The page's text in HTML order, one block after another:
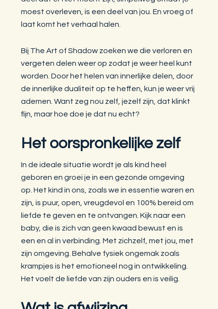
moest overleven, is een deel van jou. En vroeg of
laat komt het verhaal halen.
Bij The Art of Shadow zoeken we die verloren en
vergeten delen weer op zodat je weer heel kunt
worden. Door het helen van innerlijke delen, door
de innerlijke dualiteit op te heffen, kun je weer vrij
ademen. Want zeg nou zelf, jezelf zijn, dat klinkt
fijn, maar hoe doe je dat nu echt?
Het oorspronkelijke zelf
In de ideale situatie wordt je als kind heel
geboren en groei je in een gezonde omgeving
op. Het kind in ons, zoals we in essentie waren en
zijn, is puur, open, vreugdevol en 100% bereid om
liefde te geven en te ontvangen. Kijk naar een
baby, die is zich van geen kwaad bewust en is
een en al in verbinding. Met zichzelf, met jou, met
zijn omgeving. Behalve fysiek ongemak zoals
krampjes is het emotioneel nog in ontwikkeling.
Het voelt de liefde van zijn ouders en is veilig.